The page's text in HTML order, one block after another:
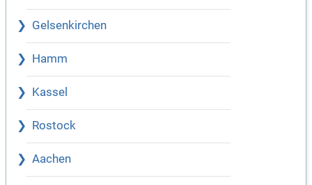
Gelsenkirchen
Hamm
Kassel
Rostock
Aachen